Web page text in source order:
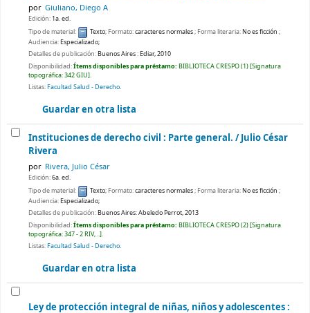
por Giuliano, Diego A
Edición: 1a. ed.
Tipo de material:
Texto; Formato:caracteres normales; Forma literaria:No es ficción ;
Audiencia:Especializado;
Detalles de publicación:Buenos Aires :Ediar,2010
Disponibilidad:Ítems disponibles para préstamo: BIBLIOTECA CRESPO(1) Signatura
topográfica:342 GIU .
Listas:Facultad Salud - Derecho.
Guardar en otra lista
Instituciones de derecho civil : Parte general. /Julio César
Rivera
por Rivera, Julio César
Edición:6a. ed.
Tipo de material:
Texto; Formato:caracteres normales; Forma literaria:No es ficción ;
Audiencia:Especializado;
Detalles de publicación:Buenos Aires:Abeledo Perrot,2013
Disponibilidad:Ítems disponibles para préstamo: BIBLIOTECA CRESPO(2) Signatura
topográfica:347 - 2 RIV, .. .
Listas:Facultad Salud - Derecho.
Guardar en otra lista
Ley de protección integral de niñas, niños y adolescentes :